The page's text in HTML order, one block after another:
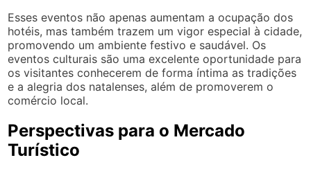
Esses eventos não apenas aumentam a ocupação dos
hotéis, mas também trazem um vigor especial à cidade,
promovendo um ambiente festivo e saudável. Os
eventos culturais são uma excelente oportunidade para
os visitantes conhecerem de forma íntima as tradições
e a alegria dos natalenses, além de promoverem o
comércio local.
Perspectivas para o Mercado
Turístico